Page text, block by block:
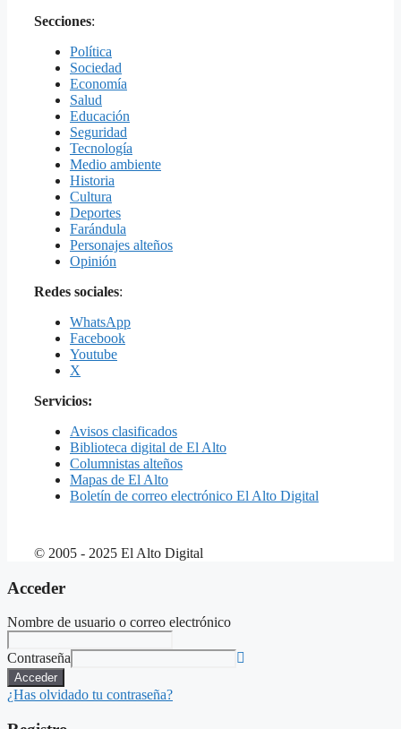
Secciones:
Política
Sociedad
Economía
Salud
Educación
Seguridad
Tecnología
Medio ambiente
Historia
Cultura
Deportes
Farándula
Personajes alteños
Opinión
Redes sociales:
WhatsApp
Facebook
Youtube
X
Servicios:
Avisos clasificados
Biblioteca digital de El Alto
Columnistas alteños
Mapas de El Alto
Boletín de correo electrónico El Alto Digital
© 2005 - 2025 El Alto Digital
Acceder
Nombre de usuario o correo electrónico
Contraseña
Acceder
¿Has olvidado tu contraseña?